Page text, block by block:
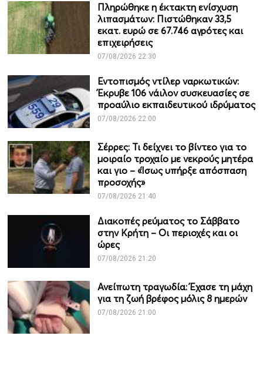
Πληρώθηκε η έκτακτη ενίσχυση
λιπασμάτων: Πιστώθηκαν 33,5
εκατ. ευρώ σε 67.746 αγρότες και
επιχειρήσεις
07/08/2026 22:30
Εντοπισμός ντίλερ ναρκωτικών:
Έκρυβε 106 νάιλον συσκευασίες σε
προαύλιο εκπαιδευτικού ιδρύματος
07/08/2026 22:00
Σέρρες: Τι δείχνει το βίντεο για το
μοιραίο τροχαίο με νεκρούς μητέρα
και γιο – «Ίσως υπήρξε απόσπαση
προσοχής»
07/08/2026 21:40
Διακοπές ρεύματος το Σάββατο
στην Κρήτη – Οι περιοχές και οι
ώρες
07/08/2026 21:20
Ανείπωτη τραγωδία: Έχασε τη μάχη
για τη ζωή βρέφος μόλις 8 ημερών
07/08/2026 21:00